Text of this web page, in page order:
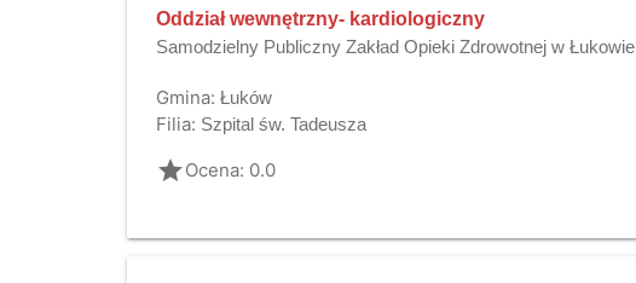
Oddział wewnętrzny- kardiologiczny
Samodzielny Publiczny Zakład Opieki Zdrowotnej w Łukowie
Gmina: Łuków
Filia: Szpital św. Tadeusza
gradeOcena: 0.0